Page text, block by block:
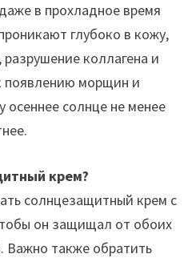
в прохладное время
глубоко в кожу,
коллагена и
появлению морщин и
солнце не менее
крем?
солнцезащитный крем с
он защищал от обоих
Важно также обратить